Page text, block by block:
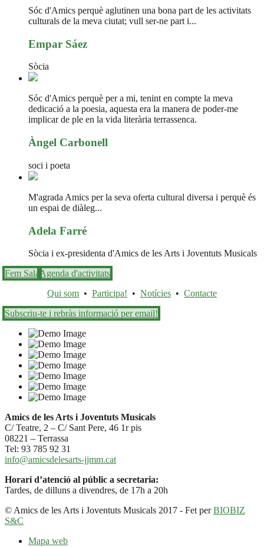
Sóc d'Amics perquè aglutinen una bona part de les activitats
culturals de la meva ciutat; vull ser-ne part i...
Empar Sáez
Sòcia
Sóc d'Amics perquè per a mi, tenint en compte la meva
dedicació a la poesia, aquesta era la manera de poder-me
implicar de ple en la vida literària terrassenca.
Àngel Carbonell
soci i poeta
M'agrada Amics per la seva oferta cultural diversa i perquè és
un espai de diàleg...
Adela Farré
Sòcia i ex-presidenta d'Amics de les Arts i Joventuts Musicals
Fem Sala Agenda d'activitats
Qui som • Participa! • Notícies • Contacte
Subscriu-te i rebràs informació per email!
Amics de les Arts i Joventuts Musicals
C/ Teatre, 2 – C/ Sant Pere, 46 1r pis
08221 – Terrassa
Tel: 93 785 92 31
info@amicsdelesarts-jjmm.cat
Horari d’atenció al públic a secretaria:
Tardes, de dilluns a divendres, de 17h a 20h
© Amics de les Arts i Joventuts Musicals 2017 - Fet perBIOBIZ
S&C
Mapa web